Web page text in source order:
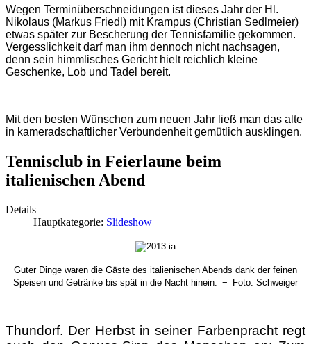
Wegen Terminüberschneidungen ist dieses Jahr der Hl.
Nikolaus (Markus Friedl) mit Krampus (Christian Sedlmeier)
etwas später zur Bescherung der Tennisfamilie gekommen.
Vergesslichkeit darf man ihm dennoch nicht nachsagen,
denn sein himmlisches Gericht hielt reichlich kleine
Geschenke, Lob und Tadel bereit.
Mit den besten Wünschen zum neuen Jahr ließ man das alte
in kameradschaftlicher Verbundenheit gemütlich ausklingen.
Tennisclub in Feierlaune beim
italienischen Abend
Details
Hauptkategorie: Slideshow
Guter Dinge waren die Gäste des italienischen Abends dank der feinen
Speisen und Getränke bis spät in die Nacht hinein. − Foto: Schweiger
Thundorf. Der Herbst in seiner Farbenpracht regt